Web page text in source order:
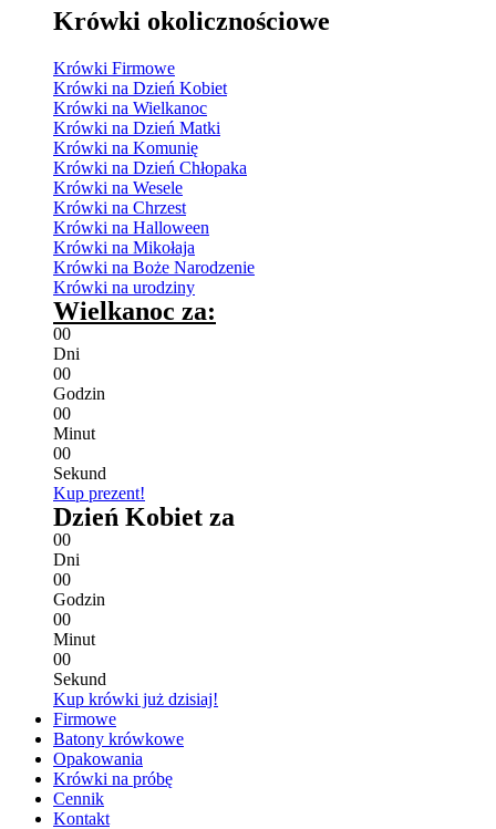
Krówki okolicznościowe
Krówki Firmowe
Krówki na Dzień Kobiet
Krówki na Wielkanoc
Krówki na Dzień Matki
Krówki na Komunię
Krówki na Dzień Chłopaka
Krówki na Wesele
Krówki na Chrzest
Krówki na Halloween
Krówki na Mikołaja
Krówki na Boże Narodzenie
Krówki na urodziny
Wielkanoc za:
00
Dni
00
Godzin
00
Minut
00
Sekund
Kup prezent!
Dzień Kobiet za
00
Dni
00
Godzin
00
Minut
00
Sekund
Kup krówki już dzisiaj!
Firmowe
Batony krówkowe
Opakowania
Krówki na próbę
Cennik
Kontakt